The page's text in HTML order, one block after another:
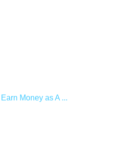
Money as A ...